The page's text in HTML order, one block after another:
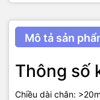
Mô tả sản
Thông số
Chiều dài chân: >20m